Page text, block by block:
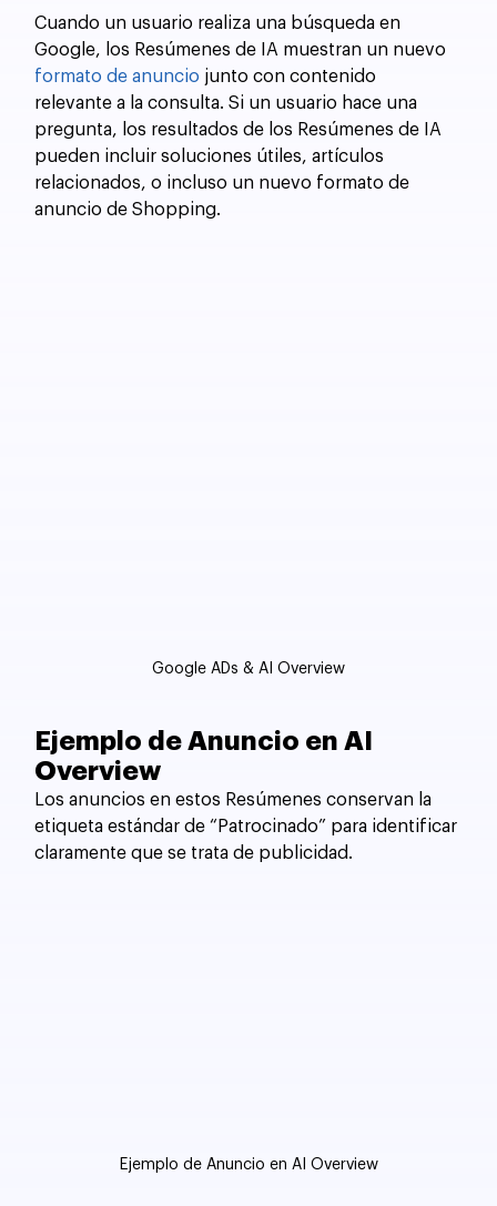
Cuando un usuario realiza una búsqueda en
Google, los Resúmenes de IA muestran un nuevo
formato de anuncio junto con contenido
relevante a la consulta. Si un usuario hace una
pregunta, los resultados de los Resúmenes de IA
pueden incluir soluciones útiles, artículos
relacionados, o incluso un nuevo formato de
anuncio de Shopping.
Google ADs & AI Overview
Ejemplo de Anuncio en AI
Overview
Los anuncios en estos Resúmenes conservan la
etiqueta estándar de “Patrocinado” para identificar
claramente que se trata de publicidad.
Ejemplo de Anuncio en AI Overview